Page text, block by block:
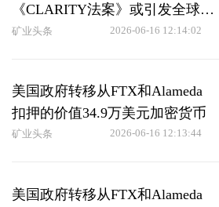
《CLARITY法案》或引发全球加
密货币监管变革
矿业头条 2026-06-16 12:14:02
美国政府转移从FTX和Alameda
扣押的价值34.9万美元加密货币
矿业头条 2026-06-16 12:13:44
美国政府转移从FTX和Alameda